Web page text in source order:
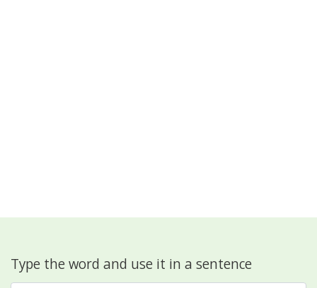
Type the word and use it in a sentence